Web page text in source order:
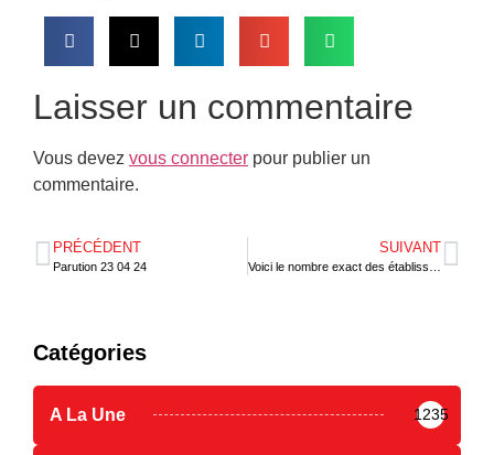
Laisser un commentaire
Vous devez vous connecter pour publier un
commentaire.
PRÉCÉDENT
Parution 23 04 24
SUIVANT
Catégories
A La Une 1235